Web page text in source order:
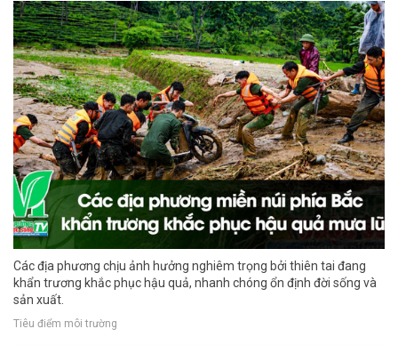
Các địa phương chịu ảnh hưởng nghiêm trọng bởi thiên tai đang
khẩn trương khắc phục hậu quả, nhanh chóng ổn định đời sống và
sản xuất.
Tiêu điểm môi trường